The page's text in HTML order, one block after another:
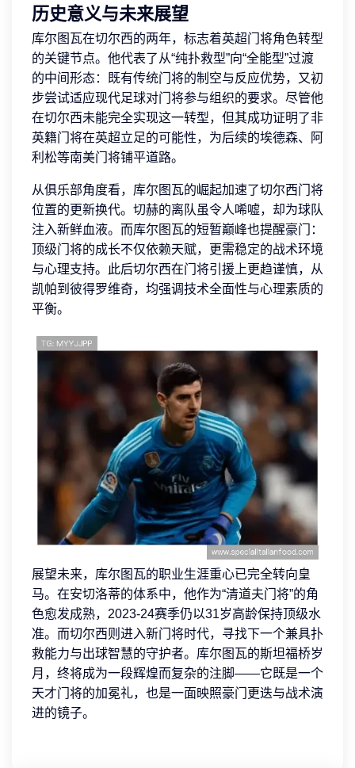
历史意义与未来展望
库尔图瓦在切尔西的两年，标志着英超门将角色转型
的关键节点。他代表了从“纯扑救型”向“全能型”过渡
的中间形态：既有传统门将的制空与反应优势，又初
步尝试适应现代足球对门将参与组织的要求。尽管他
在切尔西未能完全实现这一转型，但其成功证明了非
英籍门将在英超立足的可能性，为后续的埃德森、阿
利松等南美门将铺平道路。
从俱乐部角度看，库尔图瓦的崛起加速了切尔西门将
位置的更新换代。切赫的离队虽令人唏嘘，却为球队
注入新鲜血液。而库尔图瓦的短暂巅峰也提醒豪门：
顶级门将的成长不仅依赖天赋，更需稳定的战术环境
与心理支持。此后切尔西在门将引援上更趋谨慎，从
凯帕到彼得罗维奇，均强调技术全面性与心理素质的
平衡。
展望未来，库尔图瓦的职业生涯重心已完全转向皇
马。在安切洛蒂的体系中，他作为“清道夫门将”的角
色愈发成熟，2023-24赛季仍以31岁高龄保持顶级水
准。而切尔西则进入新门将时代，寻找下一个兼具扑
救能力与出球智慧的守护者。库尔图瓦的斯坦福桥岁
月，终将成为一段辉煌而复杂的注脚——它既是一个
天才门将的加冕礼，也是一面映照豪门更迭与战术演
进的镜子。